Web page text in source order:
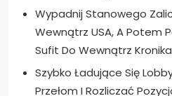
Wypadnij Stanowego
Wewnątrz USA, A Potem
Sufit Do Wewnątrz
Szybko Ładujące Się
Przełom I Rozliczać